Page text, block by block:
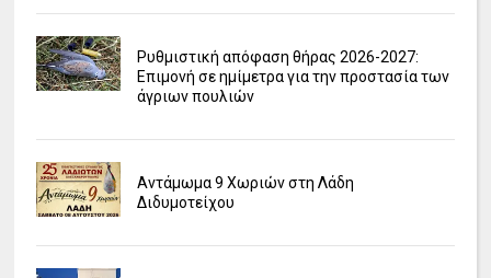
Ρυθμιστική απόφαση θήρας 2026-2027:
Επιμονή σε ημίμετρα για την προστασία των
άγριων πουλιών
Αντάμωμα 9 Χωριών στη Λάδη
Διδυμοτείχου